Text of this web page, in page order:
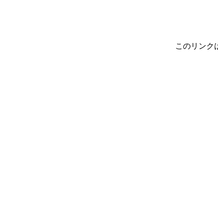
このリンク